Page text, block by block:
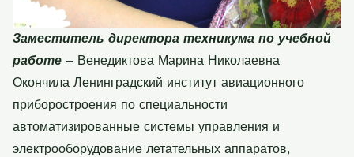
Заместитель директора техникума по учебной
работе – Венедиктова Марина Николаевна
Окончила Ленинградский институт авиационного
приборостроения по специальности
автоматизированные системы управления и
электрооборудование летательных аппаратов,